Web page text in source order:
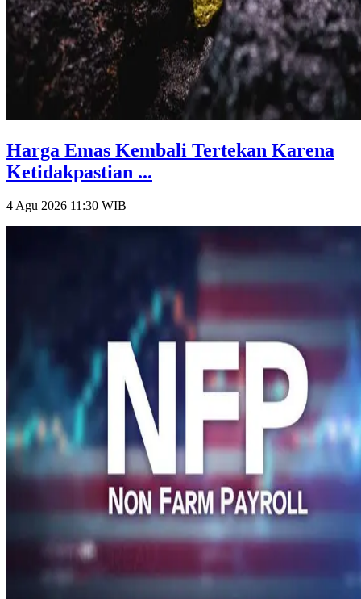
Harga Emas Kembali Tertekan Karena
Ketidakpastian ...
4 Agu 2026 11:30 WIB